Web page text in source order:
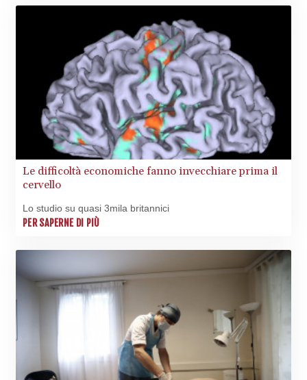
Le difficoltà economiche fanno invecchiare prima il
cervello
Lo studio su quasi 3mila britannici
PER SAPERNE DI PIÙ